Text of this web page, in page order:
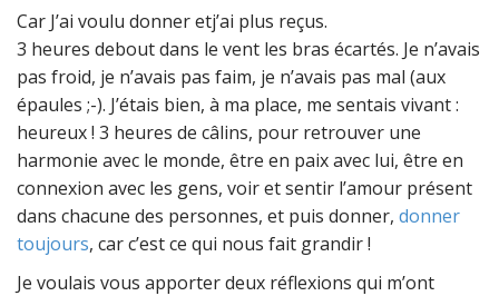
Car J’ai voulu donner etj’ai plus reçus.
3 heures debout dans le vent les bras écartés. Je n’avais
pas froid, je n’avais pas faim, je n’avais pas mal (aux
épaules ;-). J’étais bien, à ma place, me sentais vivant :
heureux ! 3 heures de câlins, pour retrouver une
harmonie avec le monde, être en paix avec lui, être en
connexion avec les gens, voir et sentir l’amour présent
dans chacune des personnes, et puis donner, donner
toujours, car c’est ce qui nous fait grandir !
Je voulais vous apporter deux réflexions qui m’ont